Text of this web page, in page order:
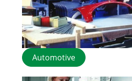
Automotive